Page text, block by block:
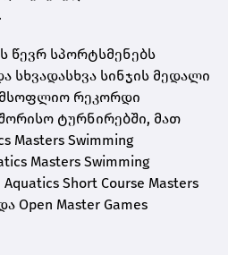
წევრ სპორტსმენებს
სხვადასხვა სინჯის მედალი
რეკორდი
ტურნირებში, მათ
Masters Swimming
Masters Swimming
Short Course Masters
Open Master Games